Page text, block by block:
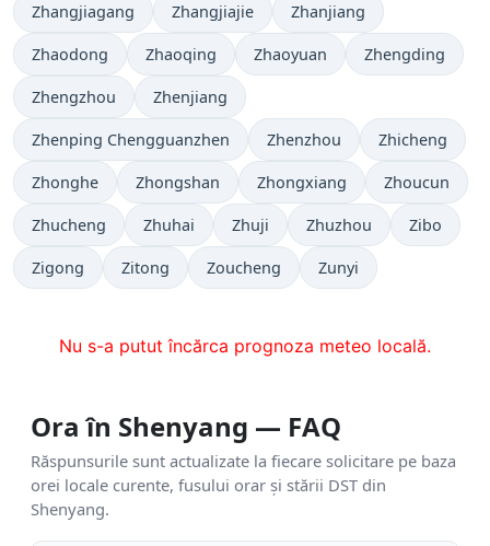
Zhangjiagang Zhangjiajie Zhanjiang
Zhaodong Zhaoqing Zhaoyuan Zhengding
Zhengzhou Zhenjiang
Zhenping Chengguanzhen Zhenzhou Zhicheng
Zhonghe Zhongshan Zhongxiang Zhoucun
Zhucheng Zhuhai Zhuji Zhuzhou Zibo
Zigong Zitong Zoucheng Zunyi
Nu s-a putut încărca prognoza meteo locală.
Ora în Shenyang — FAQ
Răspunsurile sunt actualizate la fiecare solicitare pe baza
orei locale curente, fusului orar și stării DST din
Shenyang.